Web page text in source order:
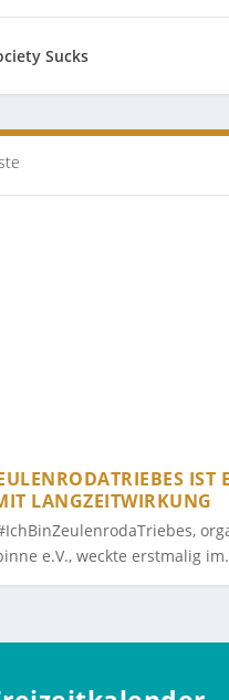
Sucks
IST
LANGZEITWIRKUNG
e.V., weckte erstmalig